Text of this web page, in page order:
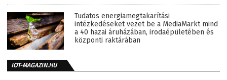
Tudatos energiamegtakarítási
intézkedéseket vezet be a MediaMarkt mind
a 40 hazai áruházában, irodaépületében és
központi raktárában
IOT-MAGAZIN.HU